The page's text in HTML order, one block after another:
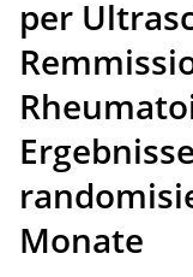
per
Monate